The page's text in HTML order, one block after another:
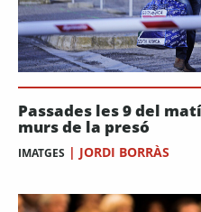
Passades les 9 del
murs de la presó
IMATGES | JORDI BORRÀS